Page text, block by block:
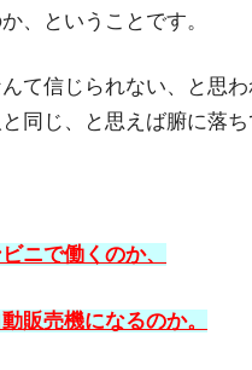
、ということです。
て信じられない、と思
同じ、と思えば腑に落
ニで働くのか、
販売機になるのか。